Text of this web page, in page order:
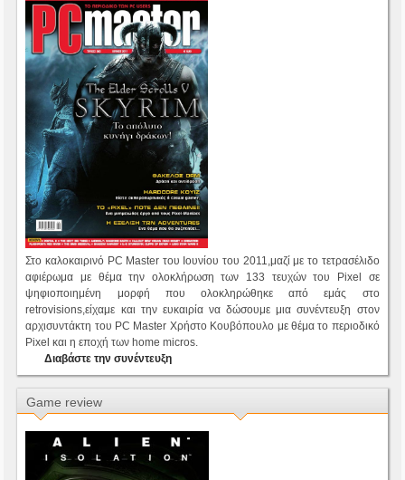
Στο καλοκαιρινό PC Master του Ιουνίου του 2011,μαζί με το τετρασέλιδο
αφιέρωμα με θέμα την ολοκλήρωση των 133 τευχών του Pixel σε
ψηφιοποιημένη μορφή που ολοκληρώθηκε από εμάς στο
retrovisions,είχαμε και την ευκαιρία να δώσουμε μια συνέντευξη στον
αρχισυντάκτη του PC Master Χρήστο Κουβόπουλο με θέμα το περιοδικό
Pixel και η εποχή των home micros.
Διαβάστε την συνέντευξη
Game review